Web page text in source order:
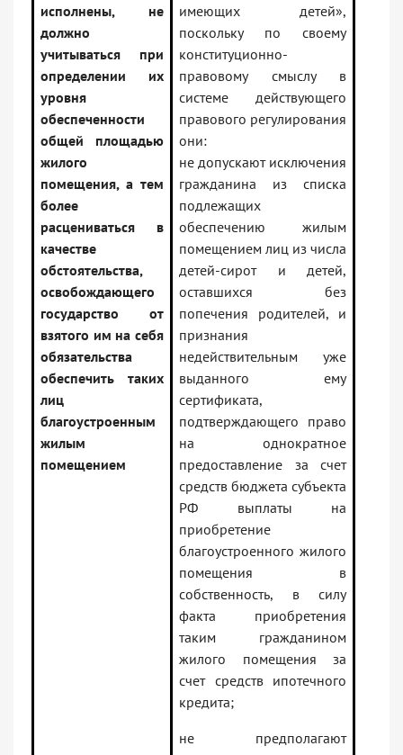
исполнены, не
должно
учитываться при
определении их
уровня
обеспеченности
общей площадью
жилого
помещения, а тем
более
расцениваться в
качестве
обстоятельства,
освобождающего
государство от
взятого им на себя
обязательства
обеспечить таких
лиц
благоустроенным
жилым
помещением
имеющих детей»,
поскольку по своему
конституционно-
правовому смыслу в
системе действующего
правового регулирования
они:
не допускают исключения
гражданина из списка
подлежащих
обеспечению жилым
помещением лиц из числа
детей-сирот и детей,
оставшихся без
попечения родителей, и
признания
недействительным уже
выданного ему
сертификата,
подтверждающего право
на однократное
предоставление за счет
средств бюджета субъекта
РФ выплаты на
приобретение
благоустроенного жилого
помещения в
собственность, в силу
факта приобретения
таким гражданином
жилого помещения за
счет средств ипотечного
кредита;
не предполагают